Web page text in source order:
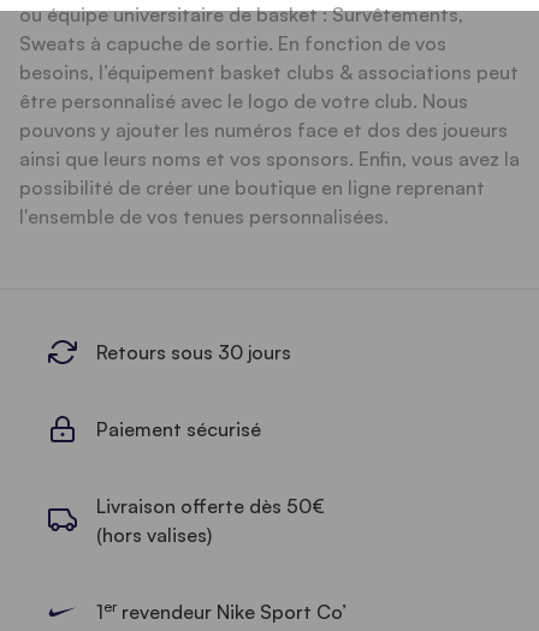
ou équipe universitaire de basket : Survêtements,
Sweats à capuche de sortie. En fonction de vos
besoins, l’équipement basket clubs & associations peut
être personnalisé avec le logo de votre club. Nous
pouvons y ajouter les numéros face et dos des joueurs
ainsi que leurs noms et vos sponsors. Enfin, vous avez la
possibilité de créer une boutique en ligne reprenant
l'ensemble de vos tenues personnalisées.
Retours sous 30 jours
Paiement sécurisé
Livraison offerte dès 50€
(hors valises)
1errevendeur Nike Sport Co’